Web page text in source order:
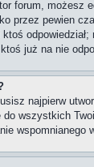
forum, możesz
przez pewien
już na nie
najpierw
wszystkich
wspomnianego